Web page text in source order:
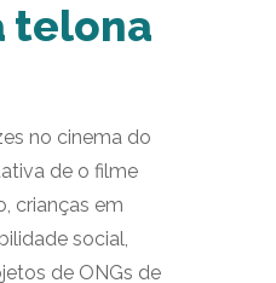
telona
no cinema do
de o filme
crianças em
social,
de ONGs de